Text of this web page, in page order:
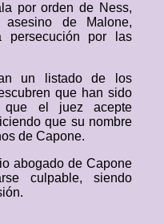
por orden de Ness,
de Malone,
persecución por las
un listado de los
que han sido
que el juez acepte
que su nombre
de Capone.
abogado de Capone
culpable, siendo